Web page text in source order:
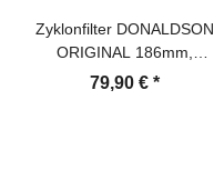
Zyklonfilter DONALDSON
ORIGINAL 186mm,
Anschluss:89 MM
79,90 € *